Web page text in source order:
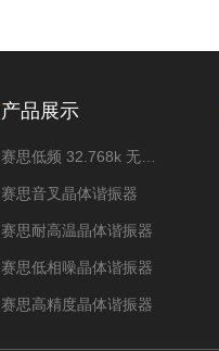
产品展示
赛思音叉晶体谐振器
赛思耐高温晶体谐振器
赛思低相噪晶体谐振器
赛思高精度晶体谐振器